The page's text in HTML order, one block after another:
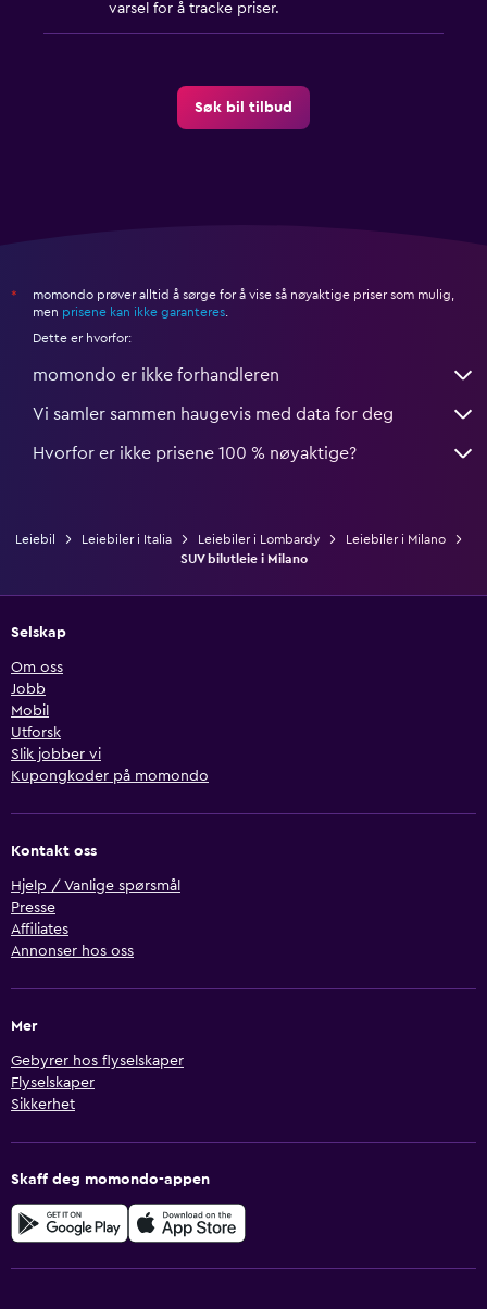
varsel for å tracke priser.
Søk bil tilbud
*
momondo prøver alltid å sørge for å vise så nøyaktige priser som mulig,
men prisene kan ikke garanteres
Dette er hvorfor:
momondo er ikke forhandleren
Vi samler sammen haugevis med data for deg
Hvorfor er ikke prisene 100 % nøyaktige?
Leiebil Leiebiler i Italia Leiebiler i Lombardy
Leiebiler i Milano
SUV bilutleie i Milano
Selskap
Om oss
Jobb
Mobil
Utforsk
Slik jobber vi
Kupongkoder på momondo
Kontakt oss
Hjelp / Vanlige spørsmål
Presse
Affiliates
Annonser hos oss
Mer
Gebyrer hos flyselskaper
Flyselskaper
Sikkerhet
Skaff deg momondo-appen